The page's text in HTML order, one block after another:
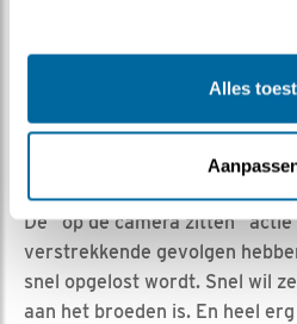
Alles
Wat een service
Bewaar dit
De “op de camera zitten” actie
verstrekkende gevolgen
snel opgelost wordt. Snel wil
aan het broeden is. En heel